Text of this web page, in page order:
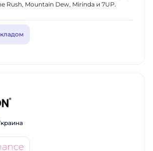
Rush, Mountain Dew, Mirinda и 7UP.